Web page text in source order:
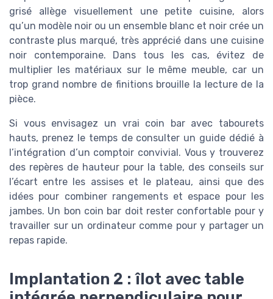
grisé allège visuellement une petite cuisine, alors
qu’un modèle noir ou un ensemble blanc et noir crée un
contraste plus marqué, très apprécié dans une cuisine
noir contemporaine. Dans tous les cas, évitez de
multiplier les matériaux sur le même meuble, car un
trop grand nombre de finitions brouille la lecture de la
pièce.
Si vous envisagez un vrai coin bar avec tabourets
hauts, prenez le temps de consulter un guide dédié à
l’intégration d’un comptoir convivial. Vous y trouverez
des repères de hauteur pour la table, des conseils sur
l’écart entre les assises et le plateau, ainsi que des
idées pour combiner rangements et espace pour les
jambes. Un bon coin bar doit rester confortable pour y
travailler sur un ordinateur comme pour y partager un
repas rapide.
Implantation 2 : îlot avec table